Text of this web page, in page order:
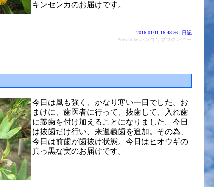
キンセンカのお届けです。
2016 01/11 16:48:56
日記
Powerd by バンコム ブログ バニー
今日は風も強く、かなり寒い一日でした。お
まけに、歯医者に行って、抜歯して、入れ歯
に義歯を付け加えることになりました。今日
は抜歯だけ行い、来週義歯を追加。その為、
今日は前歯が歯抜け状態。今日はヒオウギの
真っ黒な実のお届けです。